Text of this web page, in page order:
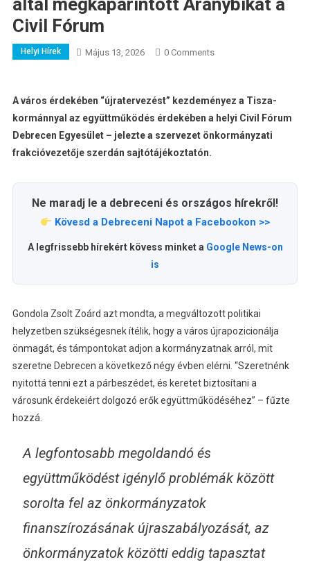
által megkaparintott Aranybikát a
Civil Fórum
Helyi Hírek Május 13, 2026 0 Comments
A város érdekében “újratervezést” kezdeményez a Tisza-
kormánnyal az együttműködés érdekében a helyi Civil Fórum
Debrecen Egyesület – jelezte a szervezet önkormányzati
frakcióvezetője szerdán sajtótájékoztatón.
Ne maradj le a debreceni és országos hírekről!
Kövesd a Debreceni Napot a Facebookon >>
A legfrissebb hírekért kövess minket a Google News-on
is
Gondola Zsolt Zoárd azt mondta, a megváltozott politikai
helyzetben szükségesnek ítélik, hogy a város újrapozicionálja
önmagát, és támpontokat adjon a kormányzatnak arról, mit
szeretne Debrecen a következő négy évben elérni. “Szeretnénk
nyitottá tenni ezt a párbeszédet, és keretet biztosítani a
városunk érdekeiért dolgozó erők együttműködéséhez” – fűzte
hozzá.
A legfontosabb megoldandó és
együttműködést igénylő problémák között
sorolta fel az önkormányzatok
finanszírozásának újraszabályozását, az
önkormányzatok közötti eddig tapasztat